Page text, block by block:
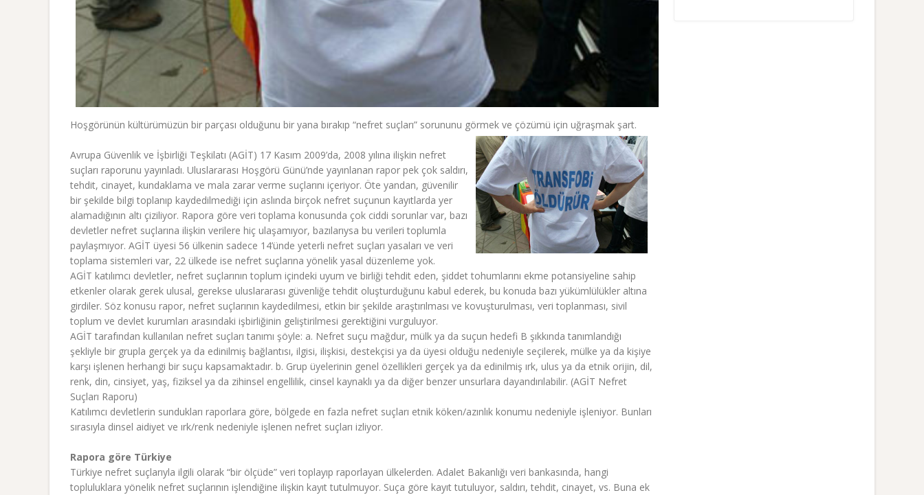
Hoşgörünün kültürümüzün bir parçası olduğunu bir yana bırakıp “nefret suçları” sorununu görmek ve çözümü için uğraşmak şart.
Avrupa Güvenlik ve İşbirliği Teşkilatı (AGİT) 17 Kasım 2009’da, 2008 yılına ilişkin nefret
suçları raporunu yayınladı. Uluslararası Hoşgörü Günü’nde yayınlanan rapor pek çok saldırı,
tehdit, cinayet, kundaklama ve mala zarar verme suçlarını içeriyor. Öte yandan, güvenilir
bir şekilde bilgi toplanıp kaydedilmediği için aslında birçok nefret suçunun kayıtlarda yer
alamadığının altı çiziliyor. Rapora göre veri toplama konusunda çok ciddi sorunlar var, bazı
devletler nefret suçlarına ilişkin verilere hiç ulaşamıyor, bazılarıysa bu verileri toplumla
paylaşmıyor. AGİT üyesi 56 ülkenin sadece 14’ünde yeterli nefret suçları yasaları ve veri
toplama sistemleri var, 22 ülkede ise nefret suçlarına yönelik yasal düzenleme yok.
AGİT katılımcı devletler, nefret suçlarının toplum içindeki uyum ve birliği tehdit eden, şiddet tohumlarını ekme potansiyeline sahip
etkenler olarak gerek ulusal, gerekse uluslararası güvenliğe tehdit oluşturduğunu kabul ederek, bu konuda bazı yükümlülükler altına
girdiler. Söz konusu rapor, nefret suçlarının kaydedilmesi, etkin bir şekilde araştırılması ve kovuşturulması, veri toplanması, sivil
toplum ve devlet kurumları arasındaki işbirliğinin geliştirilmesi gerektiğini vurguluyor.
AGİT tarafından kullanılan nefret suçları tanımı şöyle: a. Nefret suçu mağdur, mülk ya da suçun hedefi B şıkkında tanımlandığı
şekliyle bir grupla gerçek ya da edinilmiş bağlantısı, ilgisi, ilişkisi, destekçisi ya da üyesi olduğu nedeniyle seçilerek, mülke ya da kişiye
karşı işlenen herhangi bir suçu kapsamaktadır. b. Grup üyelerinin genel özellikleri gerçek ya da edinilmiş ırk, ulus ya da etnik orijin, dil,
renk, din, cinsiyet, yaş, fiziksel ya da zihinsel engellilik, cinsel kaynaklı ya da diğer benzer unsurlara dayandırılabilir. (AGİT Nefret
Suçları Raporu)
Katılımcı devletlerin sundukları raporlara göre, bölgede en fazla nefret suçları etnik köken/azınlık konumu nedeniyle işleniyor. Bunları
sırasıyla dinsel aidiyet ve ırk/renk nedeniyle işlenen nefret suçları izliyor.
Rapora göre Türkiye
Türkiye nefret suçlarıyla ilgili olarak “bir ölçüde” veri toplayıp raporlayan ülkelerden. Adalet Bakanlığı veri bankasında, hangi
topluluklara yönelik nefret suçlarının işlendiğine ilişkin kayıt tutulmuyor. Suça göre kayıt tutuluyor, saldırı, tehdit, cinayet, vs. Buna ek